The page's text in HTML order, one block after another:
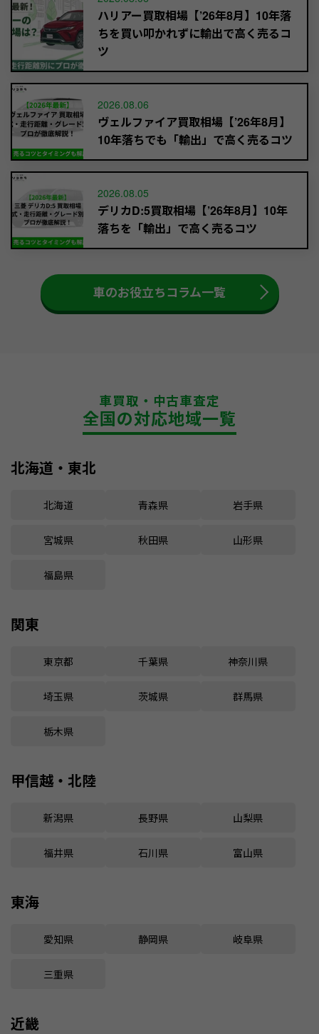
ハリアー買取相場【’26年8月】10年落
ちを買い叩かれずに輸出で高く売るコ
ツ
2026.08.06
ヴェルファイア買取相場【’26年8月】
10年落ちでも「輸出」で高く売るコツ
2026.08.05
デリカD:5買取相場【’26年8月】10年
落ちを「輸出」で高く売るコツ
車のお役立ちコラム一覧
車買取・中古車査定
全国の対応地域一覧
北海道・東北
北海道 青森県 岩手県
宮城県 秋田県 山形県
福島県
関東
東京都 千葉県 神奈川県
埼玉県 茨城県 群馬県
栃木県
甲信越・北陸
新潟県 長野県 山梨県
福井県 石川県 富山県
東海
愛知県 静岡県 岐阜県
三重県
近畿